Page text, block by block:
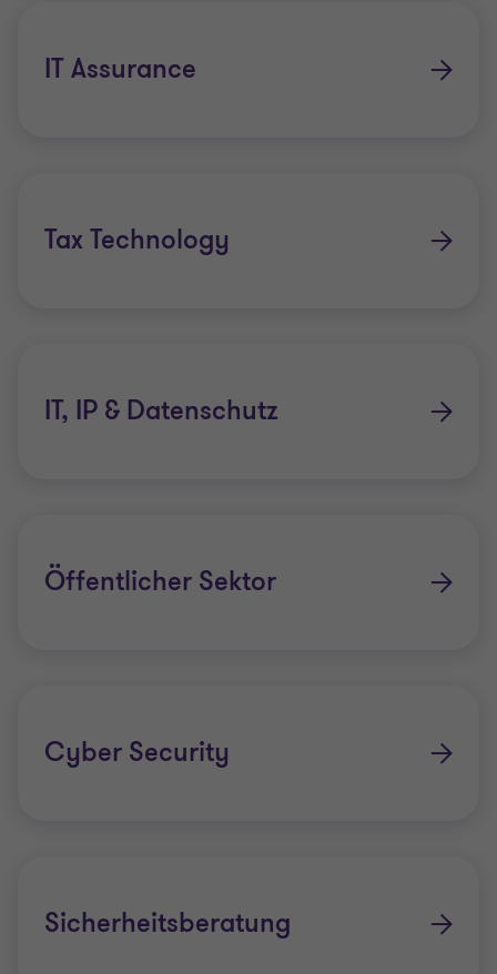
IT Assurance
Tax Technology
IT, IP & Datenschutz
Öffentlicher Sektor
Cyber Security
Sicherheitsberatung